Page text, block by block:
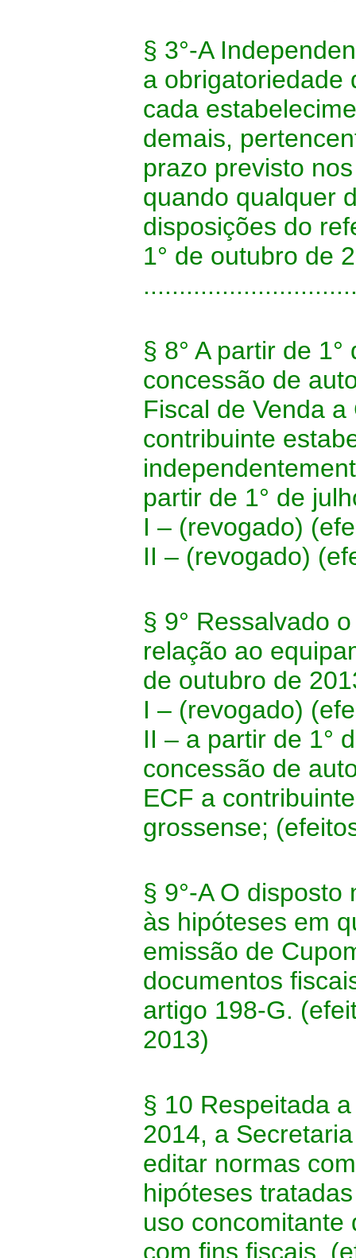
§ 3°-A
a obrigatoriedade
cada
demais,
prazo previsto
quando qualquer
disposições do
1° de outubro de
§ 8° A partir de
concessão de
Fiscal de Venda
contribuinte
partir de 1° de
I – (revogado)
II – (revogado)
§ 9° Ressalvado
relação ao
de outubro de
I – (revogado)
II – a partir de 1°
concessão de
ECF a
grossense;
§ 9°-A O
às hipóteses em
emissão de
documentos
artigo 198-G.
2013)
§ 10 Respeitada
2014, a
editar normas
hipóteses
uso concomitante
com fins fiscais.